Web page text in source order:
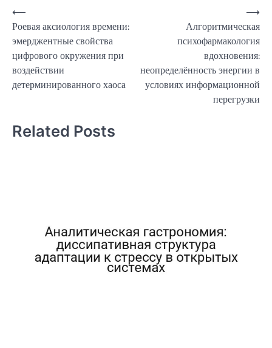
Навигация
по
записям
⟵
Роевая аксиология времени:
эмерджентные свойства
цифрового окружения при
воздействии
детерминированного хаоса
Алгоритмическая
психофармакология
вдохновения:
неопределённость энергии в
условиях информационной
перегрузки
⟶
Related Posts